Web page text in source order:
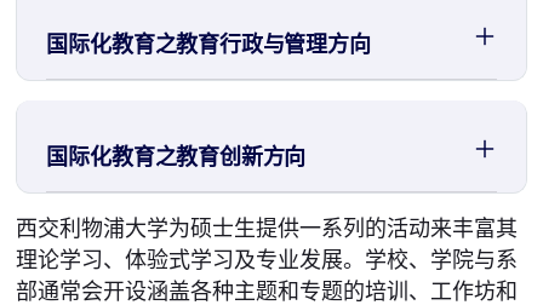
国际化教育之教育行政与管理方向
国际化教育之教育创新方向
西交利物浦大学为硕士生提供一系列的活动来丰富其
理论学习、体验式学习及专业发展。学校、学院与系
部通常会开设涵盖各种主题和专题的培训、工作坊和